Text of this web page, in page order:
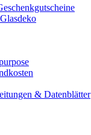
& Datenblätter